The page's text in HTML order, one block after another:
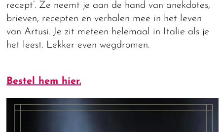
recept’. Ze neemt je aan de hand van anekdotes,
brieven, recepten en verhalen mee in het leven
van Artusi. Je zit meteen helemaal in Italie als je
het leest. Lekker even wegdromen.
Bestel hem hier.